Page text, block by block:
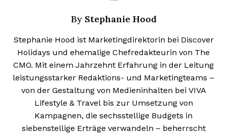
By Stephanie Hood
Stephanie Hood ist Marketingdirektorin bei Discover
Holidays und ehemalige Chefredakteurin von The
CMO. Mit einem Jahrzehnt Erfahrung in der Leitung
leistungsstarker Redaktions- und Marketingteams –
von der Gestaltung von Medieninhalten bei VIVA
Lifestyle & Travel bis zur Umsetzung von
Kampagnen, die sechsstellige Budgets in
siebenstellige Erträge verwandeln – beherrscht